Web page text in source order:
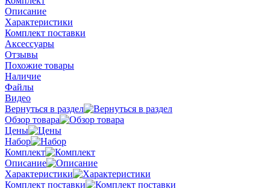
Описание
Характеристики
Комплект поставки
Аксессуары
Отзывы
Похожие товары
Наличие
Файлы
Видео
Вернуться в раздел
Обзор товара
Цены
Набор
Комплект
Описание
Характеристики
Комплект поставки